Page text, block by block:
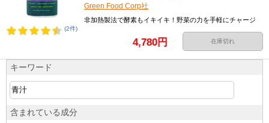
(2件)
Green Food Corp社
非加熱製法で酵素もイキイキ！野菜の力を手軽にチャージ
4,780円 在庫切れ
キーワード
含まれている成分